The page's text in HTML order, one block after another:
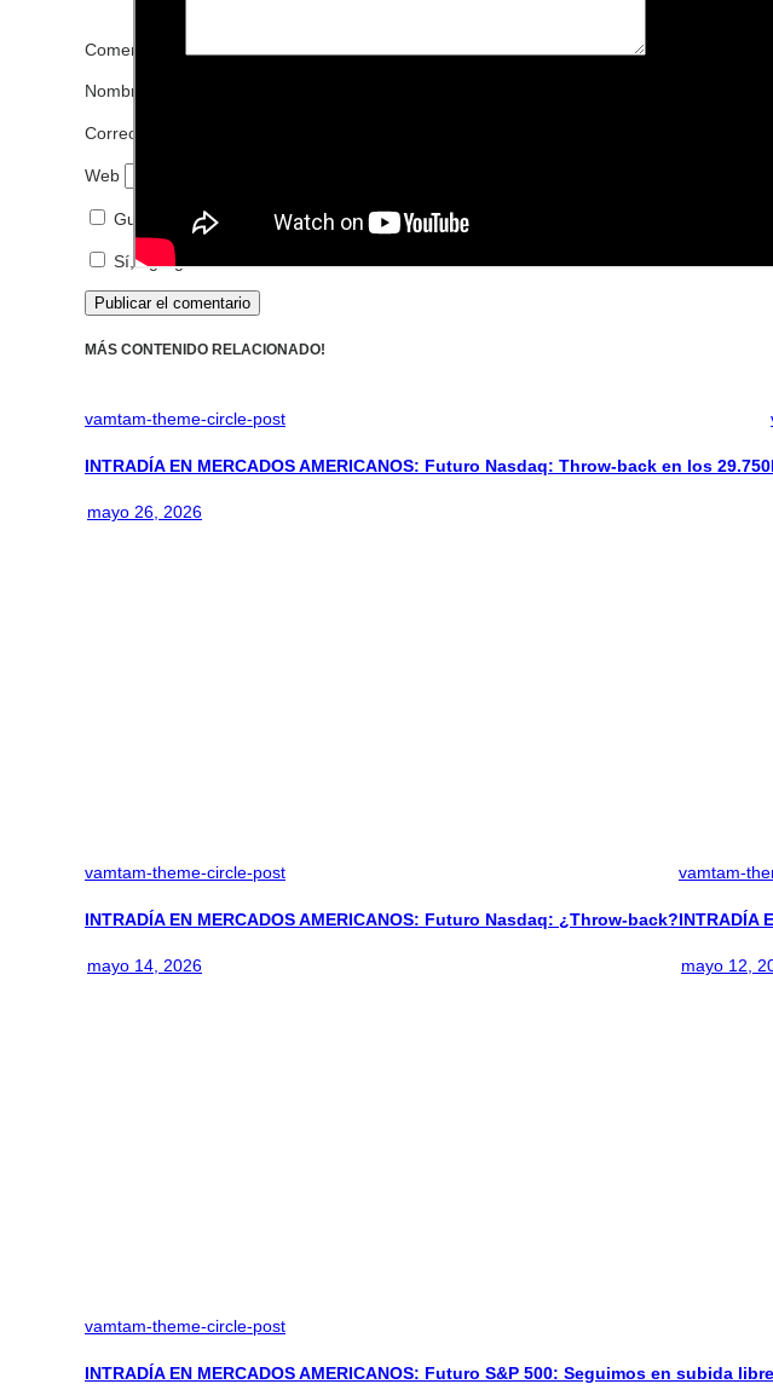
Comentario
Nombre
Correo electrónico
Web
Guarda mi nombre, correo electrónico y web en este navegador para la próxima vez
Sí, agrégame a tu lista de correos.
MÁS CONTENIDO RELACIONADO!
vamtam-theme-circle-post
INTRADÍA EN MERCADOS AMERICANOS: Futuro Nasdaq: Throw-back en los 29.750
mayo 26, 2026
vamtam-theme-circle-post
INTRADÍA EN MERCADOS AMERICANOS: Futuro Nasdaq: ¿Throw-back?
mayo 14, 2026
vamtam-
INTRADÍA
mayo 12,
vamtam-theme-circle-post
INTRADÍA EN MERCADOS AMERICANOS: Futuro S&P 500: Seguimos en subida